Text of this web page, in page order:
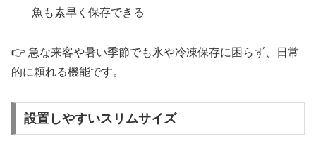
魚も素早く保存できる
👉 急な来客や暑い季節でも氷や冷凍保存に困らず、日常
的に頼れる機能です。
設置しやすいスリムサイズ